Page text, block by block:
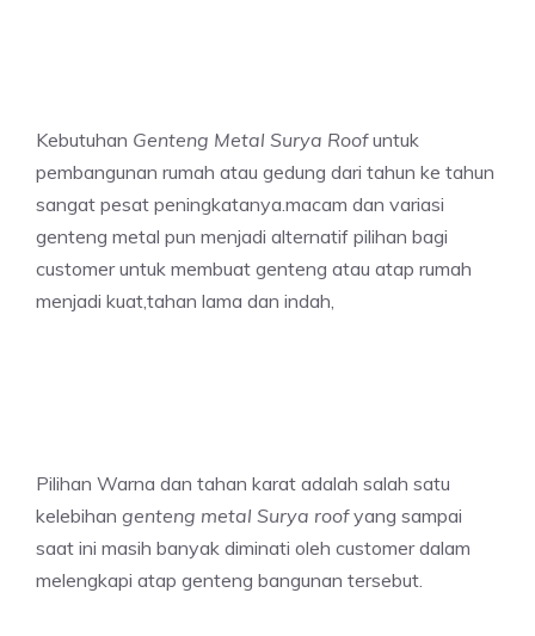
Kebutuhan Genteng Metal Surya Roofuntuk
pembangunan rumah atau gedung dari tahun ke tahun
sangat pesat peningkatanya.macam dan variasi
genteng metal pun menjadi alternatif pilihan bagi
customer untuk membuat genteng atau atap rumah
menjadi kuat,tahan lama dan indah,
Pilihan Warna dan tahan karat adalah salah satu
kelebihan genteng metal Surya roofyang sampai
saat ini masih banyak diminati oleh customer dalam
melengkapi atap genteng bangunan tersebut.